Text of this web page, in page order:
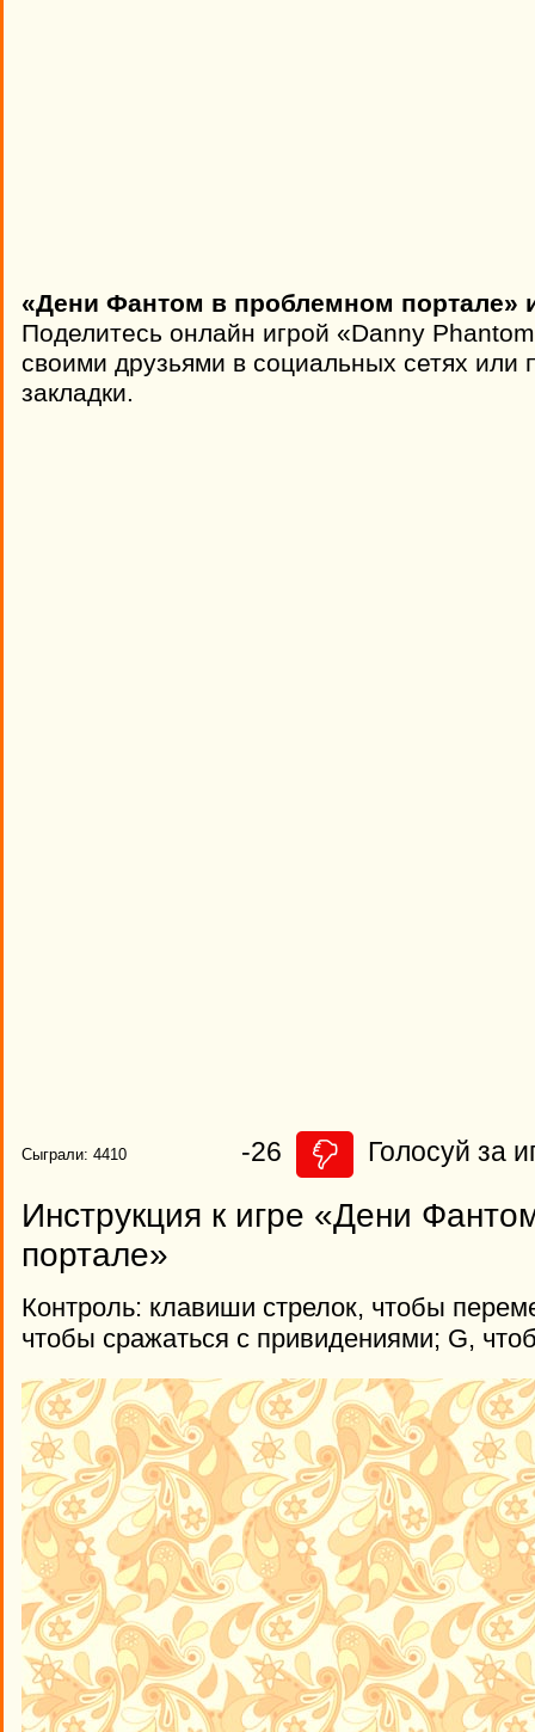
«Дени Фантом в проблемном портале»
Поделитесь онлайн игрой «Danny
своими друзьями в социальных сетях или
закладки.
Сыграли: 4410 -26 Голосуй за
Инструкция к игре «Дени
портале»
Контроль: клавиши стрелок, чтобы
чтобы сражаться с привидениями; G,